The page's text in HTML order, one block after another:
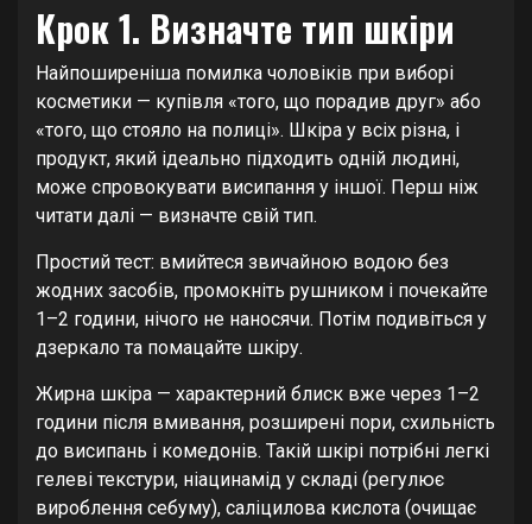
Крок 1. Визначте тип шкіри
Найпоширеніша помилка чоловіків при виборі
косметики — купівля «того, що порадив друг» або
«того, що стояло на полиці». Шкіра у всіх різна, і
продукт, який ідеально підходить одній людині,
може спровокувати висипання у іншої. Перш ніж
читати далі — визначте свій тип.
Простий тест: вмийтеся звичайною водою без
жодних засобів, промокніть рушником і почекайте
1–2 години, нічого не наносячи. Потім подивіться у
дзеркало та помацайте шкіру.
Жирна шкіра — характерний блиск вже через 1–2
години після вмивання, розширені пори, схильність
до висипань і комедонів. Такій шкірі потрібні легкі
гелеві текстури, ніацинамід у складі (регулює
вироблення себуму), саліцилова кислота (очищає